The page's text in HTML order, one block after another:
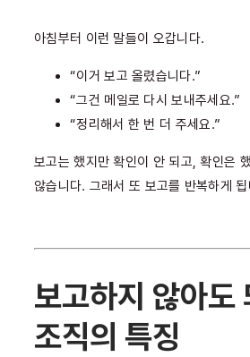
아침부터 이런 말들이 오갑니다.
“이거 보고 올렸습니다.”
“그건 메일로 다시 보내주세요.”
“정리해서 한 번 더 주세요.”
보고는 했지만 확인이 안 되고, 확인은
않습니다. 그래서 또 보고를 반복하게 됩
보고하지 않아도
조직의 특징